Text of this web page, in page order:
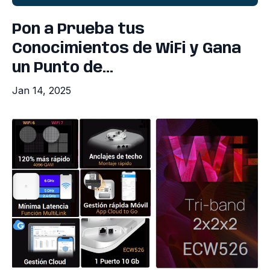
Pon a Prueba tus
Conocimientos de WiFi y Gana
un Punto de...
Jan 14, 2025